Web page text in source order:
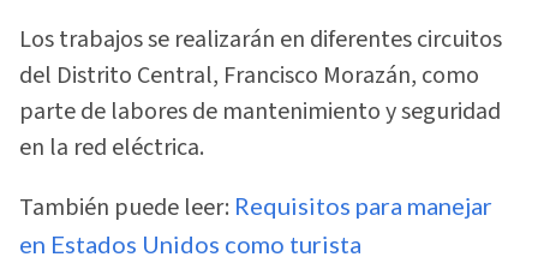
Los trabajos se realizarán en diferentes circuitos
del Distrito Central, Francisco Morazán, como
parte de labores de mantenimiento y seguridad
en la red eléctrica.
También puede leer: Requisitos para manejar
en Estados Unidos como turista